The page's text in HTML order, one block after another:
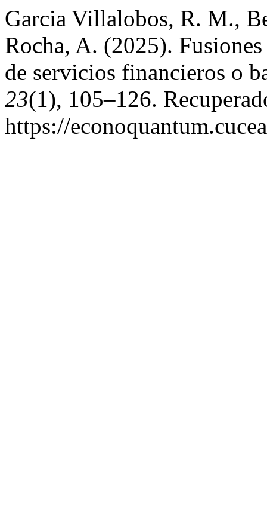
Garcia Villalobos, R. M.,
Rocha, A. (2025).
de servicios financieros o
23(1), 105–126.
https://